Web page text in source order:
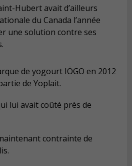
Hubert avait d’ailleurs
du Canada l’année
une solution contre ses
de yogourt IÖGO en 2012
de Yoplait.
lui avait coûté près de
contrainte de